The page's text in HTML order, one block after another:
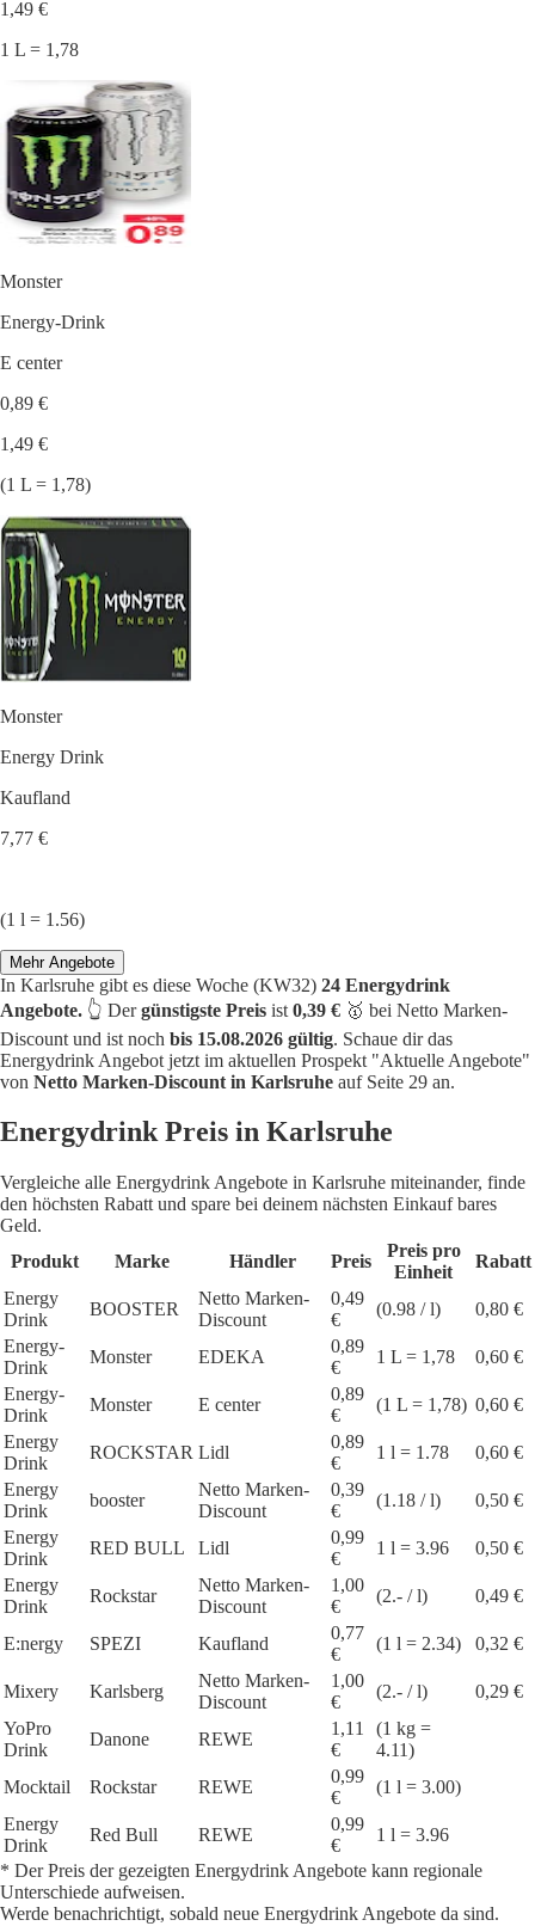
1,49 €
1 L = 1,78
Monster
Energy-Drink
E center
0,89 €
1,49 €
(1 L = 1,78)
Monster
Energy Drink
Kaufland
7,77 €
(1 l = 1.56)
Mehr Angebote
In Karlsruhe gibt es diese Woche (KW32) 24 Energydrink
Angebote. 👆 Dergünstigste Preis ist 0,39 € 🥇 bei Netto Marken-
Discount und ist noch bis 15.08.2026 gültig. Schaue dir das
Energydrink Angebot jetzt im aktuellen Prospekt "Aktuelle Angebote"
von Netto Marken-Discount in Karlsruhe auf Seite 29 an.
Energydrink Preis in Karlsruhe
Vergleiche alle Energydrink Angebote in Karlsruhe miteinander, finde
den höchsten Rabatt und spare bei deinem nächsten Einkauf bares
Geld.
Produkt
Marke Händler Preis
Preis pro
Einheit
Rabatt
Energy
Drink
BOOSTER
Netto Marken-
Discount
0,49
€
(0.98 / l)
0,80 €
Energy-
Drink
Monster EDEKA
0,89
€
1 L = 1,78
0,60 €
Energy-
Drink
Monster E center
0,89
€
(1 L = 1,78) 0,60 €
Energy
Drink
ROCKSTAR Lidl
0,89
€
1 l = 1.78
0,60 €
Energy
Drink
booster
Netto Marken-
Discount
0,39
€
(1.18 / l)
0,50 €
Energy
Drink
RED BULL Lidl
0,99
€
1 l = 3.96
0,50 €
Energy
Drink
Rockstar
Netto Marken-
Discount
1,00
€
(2.- / l) 0,49 €
E:nergy SPEZI Kaufland
0,77
€
(1 l = 2.34) 0,32 €
Mixery Karlsberg
Netto Marken-
Discount
1,00
€
(2.- / l)
0,29 €
YoPro
Drink
Danone REWE
1,11
€
(1 kg =
4.11)
Mocktail
Rockstar REWE
0,99
€
(1 l = 3.00)
Energy
Drink
Red Bull REWE
0,99
€
1 l = 3.96
* Der Preis der gezeigten Energydrink Angebote kann regionale
Unterschiede aufweisen.
Werde benachrichtigt, sobald neue Energydrink Angebote da sind.